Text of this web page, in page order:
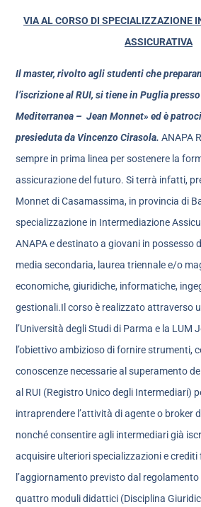
VIA AL CORSO DI SPECIALIZZAZIONE
ASSICURATIVA
Il master, rivolto agli studenti che
l’iscrizione al RUI, si tiene in Puglia
Mediterranea – Jean Monnet» ed è
presieduta da Vincenzo Cirasola. ANAPA
sempre in prima linea per sostenere la
assicurazione del futuro. Si terrà infatti,
Monnet di Casamassima, in provincia di
specializzazione in Intermediazione
ANAPA e destinato a giovani in possesso
media secondaria, laurea triennale e/o
economiche, giuridiche, informatiche,
gestionali.Il corso è realizzato attraverso
l’Università degli Studi di Parma e la LUM
l’obiettivo ambizioso di fornire strumenti,
conoscenze necessarie al superamento
al RUI (Registro Unico degli Intermediari)
intraprendere l’attività di agente o broker
nonché consentire agli intermediari già
acquisire ulteriori specializzazioni e
l’aggiornamento previsto dal
quattro moduli didattici (Disciplina